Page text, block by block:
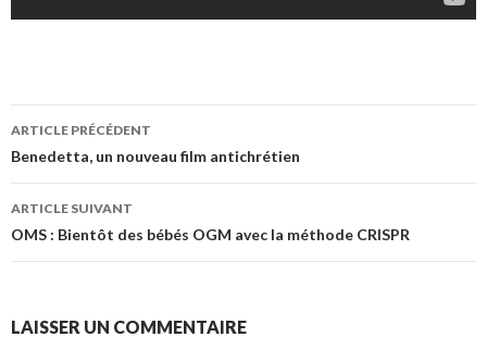
Navigation
des
articles
ARTICLE PRÉCÉDENT
Benedetta, un nouveau film antichrétien
ARTICLE SUIVANT
OMS : Bientôt des bébés OGM avec la méthode CRISPR
LAISSER UN COMMENTAIRE